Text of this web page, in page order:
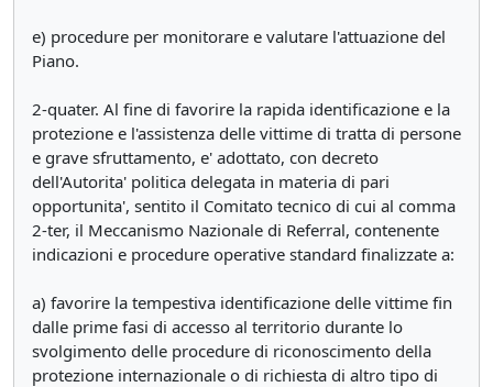
e) procedure per monitorare e valutare l'attuazione del
Piano.
2-quater. Al fine di favorire la rapida identificazione e la
protezione e l'assistenza delle vittime di tratta di persone
e grave sfruttamento, e' adottato, con decreto
dell'Autorita' politica delegata in materia di pari
opportunita', sentito il Comitato tecnico di cui al comma
2-ter, il Meccanismo Nazionale di Referral, contenente
indicazioni e procedure operative standard finalizzate a:
a) favorire la tempestiva identificazione delle vittime fin
dalle prime fasi di accesso al territorio durante lo
svolgimento delle procedure di riconoscimento della
protezione internazionale o di richiesta di altro tipo di